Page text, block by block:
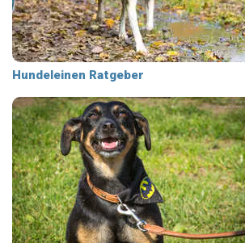
Hundeleinen Ratgeber